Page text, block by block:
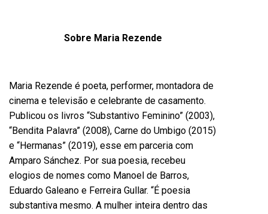
Sobre Maria Rezende
Maria Rezende é poeta, performer, montadora de
cinema e televisão e celebrante de casamento.
Publicou os livros “Substantivo Feminino” (2003),
“Bendita Palavra” (2008), Carne do Umbigo (2015)
e “Hermanas” (2019), esse em parceria com
Amparo Sánchez. Por sua poesia, recebeu
elogios de nomes como Manoel de Barros,
Eduardo Galeano e Ferreira Gullar. “É poesia
substantiva mesmo. A mulher inteira dentro das